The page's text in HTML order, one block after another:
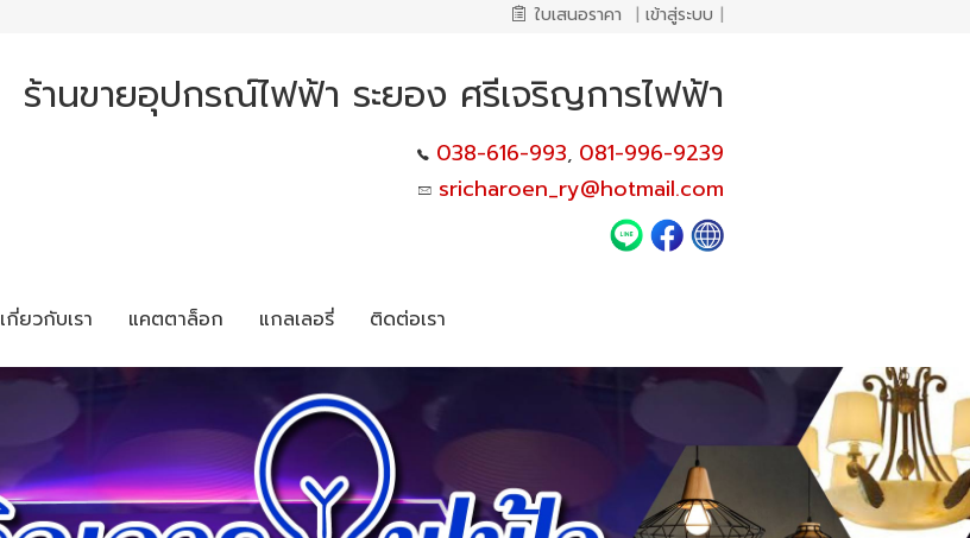
ใบเสนอราคา | เข้าสู่ระบบ |
ร้านขายอุปกรณ์ไฟฟ้า ระยอง ศรีเจริญการไฟฟ้า
038-616-993, 081-996-9239
sricharoen_ry@hotmail.com
เกี่ยวกับเรา แคตตาล็อก แกลเลอรี่ ติดต่อเรา